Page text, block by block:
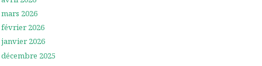
mars 2026
février 2026
janvier 2026
décembre 2025